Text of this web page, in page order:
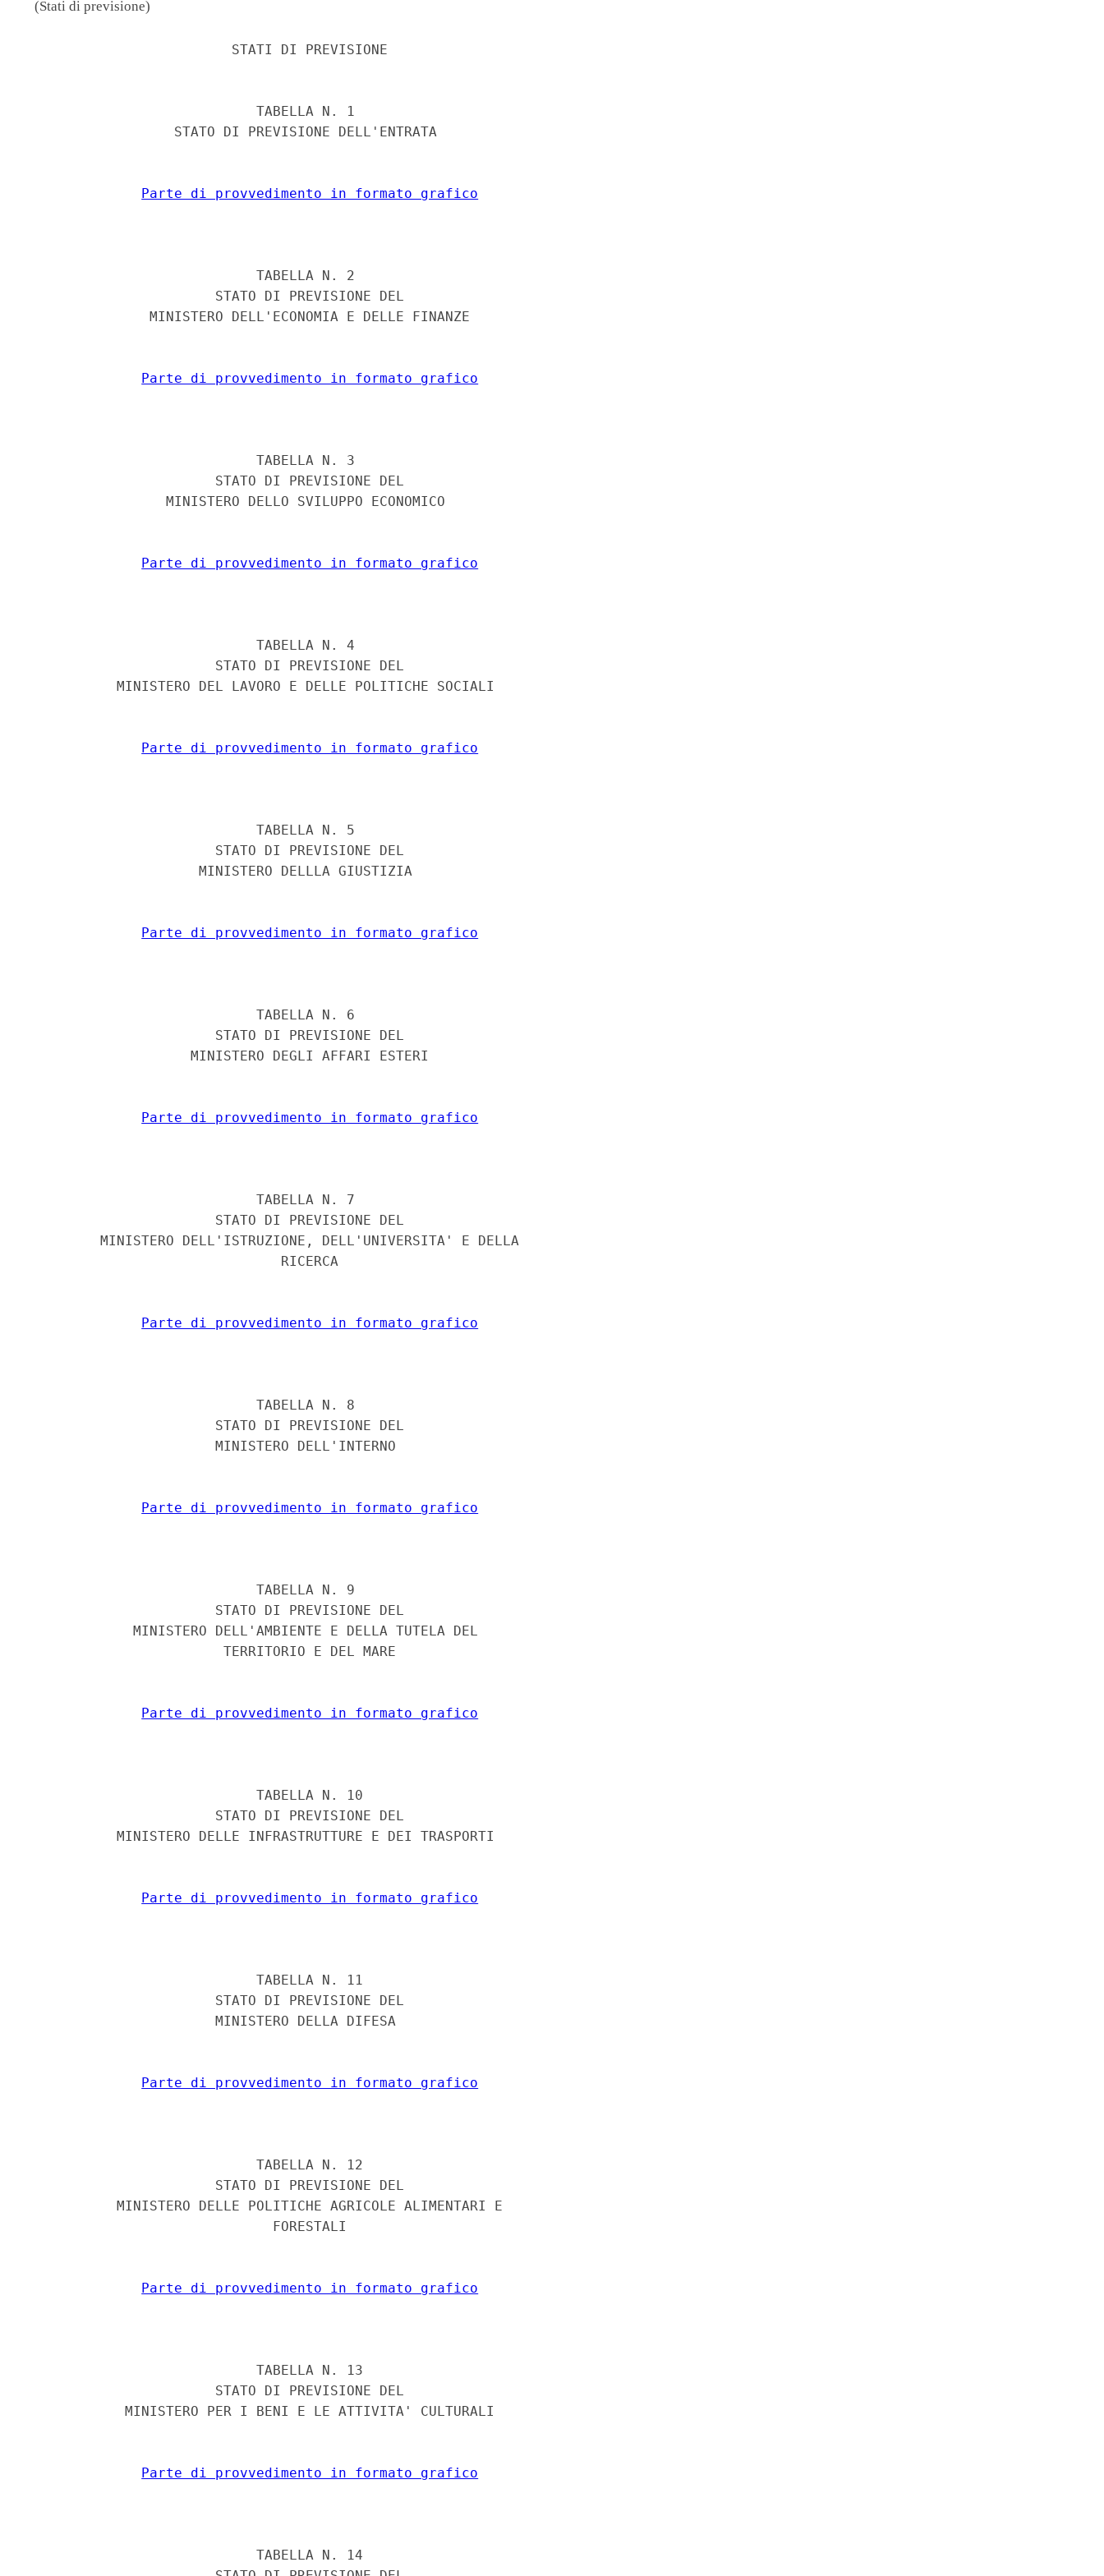
(Stati di previsione)
                         STATI DI PREVISIONE
                            TABELLA N. 1
                  STATO DI PREVISIONE DELL'ENTRATA
Parte di provvedimento in formato grafico
                            TABELLA N. 2
                       STATO DI PREVISIONE DEL
               MINISTERO DELL'ECONOMIA E DELLE FINANZE
Parte di provvedimento in formato grafico
                            TABELLA N. 3
                       STATO DI PREVISIONE DEL
                 MINISTERO DELLO SVILUPPO ECONOMICO
Parte di provvedimento in formato grafico
                            TABELLA N. 4
                       STATO DI PREVISIONE DEL
           MINISTERO DEL LAVORO E DELLE POLITICHE SOCIALI
Parte di provvedimento in formato grafico
                            TABELLA N. 5
                       STATO DI PREVISIONE DEL
                     MINISTERO DELLLA GIUSTIZIA
Parte di provvedimento in formato grafico
                            TABELLA N. 6
                       STATO DI PREVISIONE DEL
                    MINISTERO DEGLI AFFARI ESTERI
Parte di provvedimento in formato grafico
                            TABELLA N. 7
                       STATO DI PREVISIONE DEL
         MINISTERO DELL'ISTRUZIONE, DELL'UNIVERSITA' E DELLA
                               RICERCA
Parte di provvedimento in formato grafico
                            TABELLA N. 8
                       STATO DI PREVISIONE DEL
                       MINISTERO DELL'INTERNO
Parte di provvedimento in formato grafico
                            TABELLA N. 9
                       STATO DI PREVISIONE DEL
             MINISTERO DELL'AMBIENTE E DELLA TUTELA DEL
                        TERRITORIO E DEL MARE
Parte di provvedimento in formato grafico
                            TABELLA N. 10
                       STATO DI PREVISIONE DEL
           MINISTERO DELLE INFRASTRUTTURE E DEI TRASPORTI
Parte di provvedimento in formato grafico
                            TABELLA N. 11
                       STATO DI PREVISIONE DEL
                       MINISTERO DELLA DIFESA
Parte di provvedimento in formato grafico
                            TABELLA N. 12
                       STATO DI PREVISIONE DEL
           MINISTERO DELLE POLITICHE AGRICOLE ALIMENTARI E
                              FORESTALI
Parte di provvedimento in formato grafico
                            TABELLA N. 13
                       STATO DI PREVISIONE DEL
            MINISTERO PER I BENI E LE ATTIVITA' CULTURALI
Parte di provvedimento in formato grafico
                            TABELLA N. 14